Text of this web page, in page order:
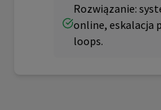
Rozwiązanie:
online, eskalacja
loops.